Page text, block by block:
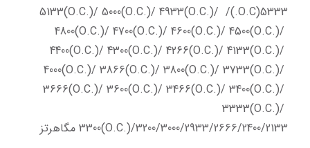
5333(O.C.)/ 5133(O.C.)/ 5000(O.C.)/ 4933(O.C.)/
4800(O.C.)/ 4700(O.C.)/ 4600(O.C.)/ 4500(O.C.)/
4400(O.C.)/ 4300(O.C.)/ 4266(O.C.)/ 4133(O.C.)/
4000(O.C.)/ 3866(O.C.)/ 3800(O.C.)/ 3733(O.C.)/
3666(O.C.)/ 3600(O.C.)/ 3466(O.C.)/ 3400(O.C.)/
3333(O.C.)/
3300(O.C.)/3200/3000/2933/2666/2400/2133 مگاهرتز